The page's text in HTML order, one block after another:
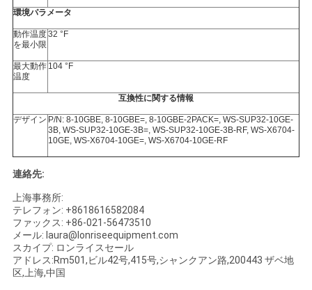
環境パラメータ
動作温度
を最小限
32 °F
最大動作
温度
104 °F
互換性に関する情報
デザイン P/N: 8-10GBE, 8-10GBE=, 8-10GBE-2PACK=, WS-SUP32-10GE-
3B, WS-SUP32-10GE-3B=, WS-SUP32-10GE-3B-RF, WS-X6704-
10GE, WS-X6704-10GE=, WS-X6704-10GE-RF
連絡先:
上海事務所:
テレフォン: +8618616582084
ファックス: +86-021-56473510
メール: laura@lonriseequipment.com
スカイプ: ロンライスセール
アドレス:Rm501,ビル42号,415号,シャンクアン路,200443 ザベ地
区,上海,中国